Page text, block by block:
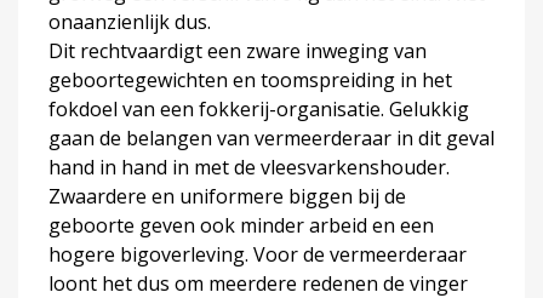
onaanzienlijk dus.
Dit rechtvaardigt een zware inweging van
geboortegewichten en toomspreiding in het
fokdoel van een fokkerij-organisatie. Gelukkig
gaan de belangen van vermeerderaar in dit geval
hand in hand in met de vleesvarkenshouder.
Zwaardere en uniformere biggen bij de
geboorte geven ook minder arbeid en een
hogere bigoverleving. Voor de vermeerderaar
loont het dus om meerdere redenen de vinger